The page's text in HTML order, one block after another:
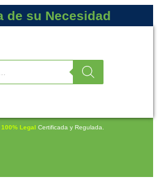
de su Necesidad
Legal Certificada y Regulada.